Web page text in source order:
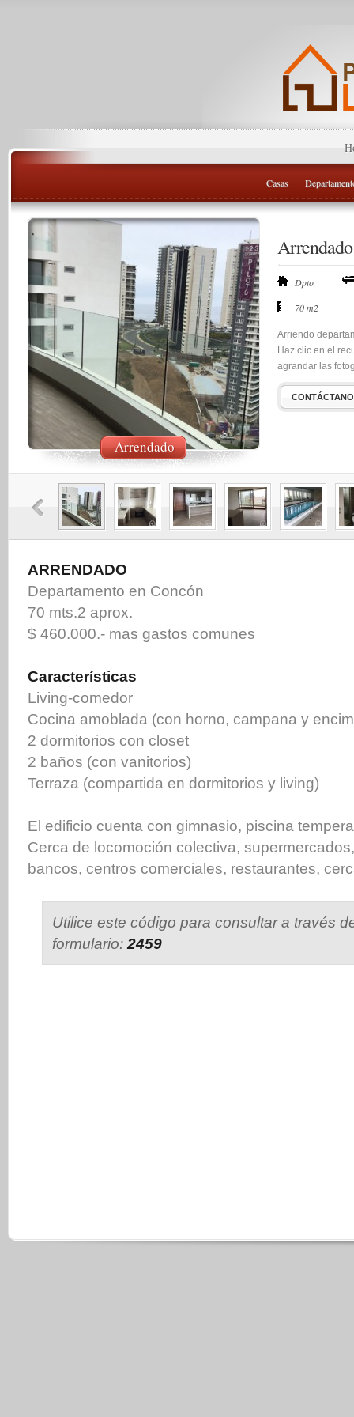
Casas
Arrendado
Dpto
70 m2
Arriendo
Haz clic en el
agrandar las
ARRENDADO
Departamento en Concón
70 mts.2 aprox.
$ 460.000.- mas gastos comunes
Características
Living-comedor
Cocina amoblada (con horno, campana y
2 dormitorios con closet
2 baños (con vanitorios)
Terraza (compartida en dormitorios y living)
El edificio cuenta con gimnasio, piscina
Cerca de locomoción colectiva,
bancos, centros comerciales, restaurantes,
Utilice este código para consultar a través
formulario: 2459